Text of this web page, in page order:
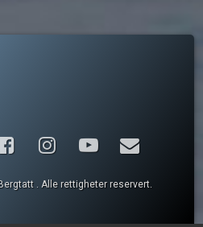
FacebookInstagram
YouTubeE-post
. Alle rettigheter reservert.